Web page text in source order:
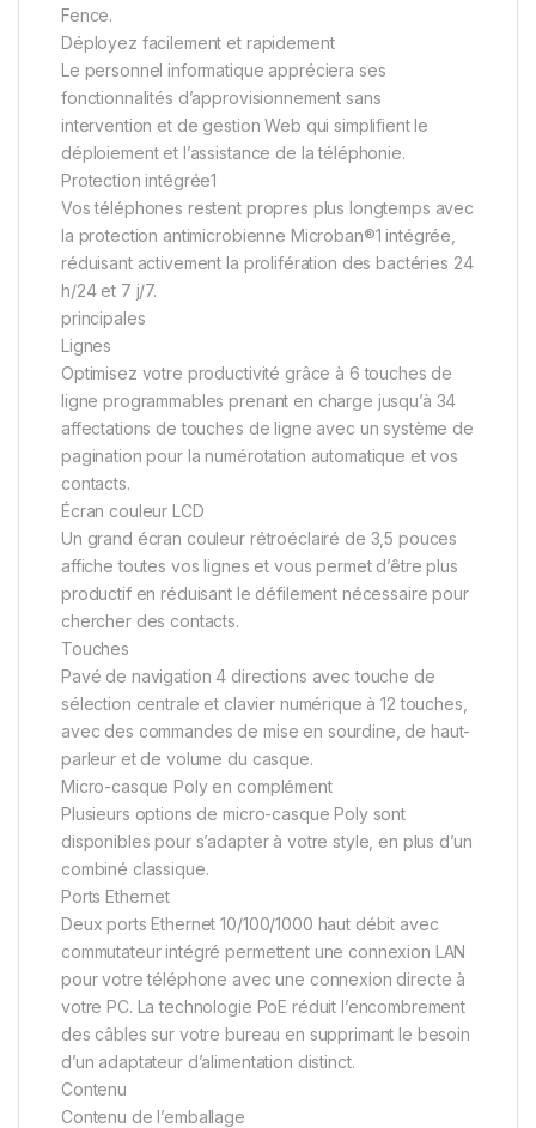
Fence.
Déployez facilement et rapidement
Le personnel informatique appréciera ses
fonctionnalités d’approvisionnement sans
intervention et de gestion Web qui simplifient le
déploiement et l’assistance de la téléphonie.
Protection intégrée1
Vos téléphones restent propres plus longtemps avec
la protection antimicrobienne Microban®1 intégrée,
réduisant activement la prolifération des bactéries 24
h/24 et 7 j/7.
principales
Lignes
Optimisez votre productivité grâce à 6 touches de
ligne programmables prenant en charge jusqu’à 34
affectations de touches de ligne avec un système de
pagination pour la numérotation automatique et vos
contacts.
Écran couleur LCD
Un grand écran couleur rétroéclairé de 3,5 pouces
affiche toutes vos lignes et vous permet d’être plus
productif en réduisant le défilement nécessaire pour
chercher des contacts.
Touches
Pavé de navigation 4 directions avec touche de
sélection centrale et clavier numérique à 12 touches,
avec des commandes de mise en sourdine, de haut-
parleur et de volume du casque.
Micro-casque Poly en complément
Plusieurs options de micro-casque Poly sont
disponibles pour s’adapter à votre style, en plus d’un
combiné classique.
Ports Ethernet
Deux ports Ethernet 10/100/1000 haut débit avec
commutateur intégré permettent une connexion LAN
pour votre téléphone avec une connexion directe à
votre PC. La technologie PoE réduit l’encombrement
des câbles sur votre bureau en supprimant le besoin
d’un adaptateur d’alimentation distinct.
Contenu
Contenu de l’emballage